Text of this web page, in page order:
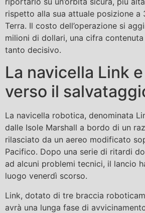
rispetto alla sua attuale posizione a
Terra. Il costo dell’operazione si
milioni di dollari, una cifra
tanto decisivo.
La navicella Link
verso il
La navicella robotica, denominata
dalle Isole Marshall a bordo di un
rilasciato da un aereo modificato
Pacifico. Dopo una serie di ritardi
ad alcuni problemi tecnici, il lancio
luogo venerdì scorso.
Link, dotato di tre braccia
avrà una lunga fase di